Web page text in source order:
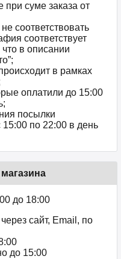
при суме заказа от
соответствовать
соответствует
в описании
в рамках
оплатили до 15:00
посылки
15:00 по 22:00 в день
до 18:00
сайт, Email, по
до 15:00